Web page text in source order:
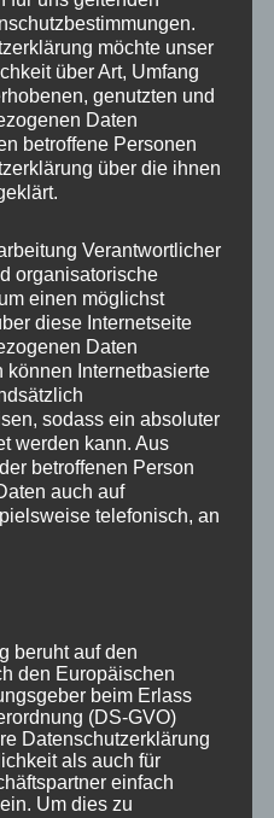
Reflexion
möchte unser
über Art, Umfang
genutzten und
Daten
betroffene Personen
über die ihnen
Verantwortlicher
organisatorische
einen möglichst
diese Internetseite
Daten
Internetbasierte
sodass ein absoluter
werden kann. Aus
betroffenen Person
auch auf
telefonisch, an
beruht auf den
den Europäischen
beim Erlass
(DS-GVO)
Datenschutzerklärung
als auch für
einfach
Um dies zu